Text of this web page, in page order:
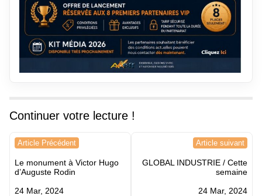
Continuer votre lecture !
Navigation
l’article
Article Précédent
Le monument à Victor Hugo
d’Auguste Rodin
24 Mar, 2024
Article suivant
GLOBAL INDUSTRIE / Cette
semaine
24 Mar, 2024